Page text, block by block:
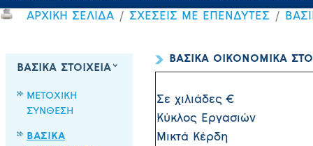
ΑΡΧΙΚΗ ΣΕΛΙΔΑ ΣΧΕΣΕΙΣ ΜΕ ΕΠΕΝΔΥΤΕΣ
ΒΑΣΙΚΑ ΣΤΟΙΧΕΙΑ
ΜΕΤΟΧΙΚΗ
ΣΥΝΘΕΣΗ
ΒΑΣΙΚΑ
ΒΑΣΙΚΑ ΟΙΚΟΝΟΜΙΚΑ
Σε χιλιάδες €
Κύκλος Εργασιών
Μικτά Κέρδη